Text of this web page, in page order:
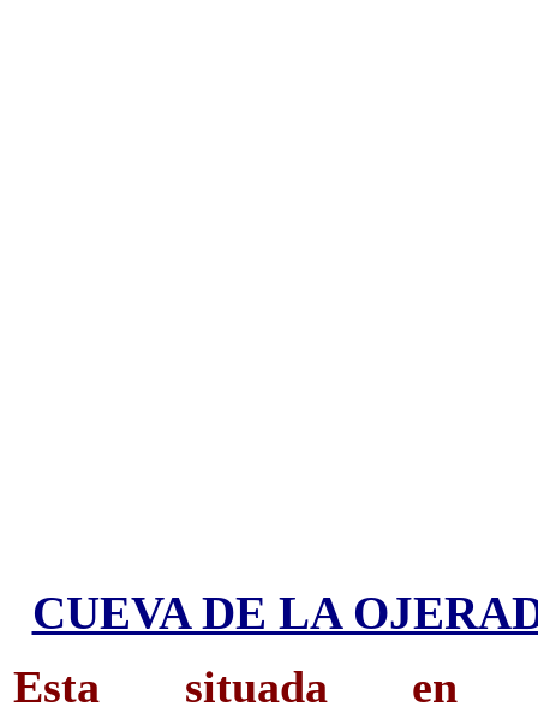
CUEVA DE LA
Esta situada en